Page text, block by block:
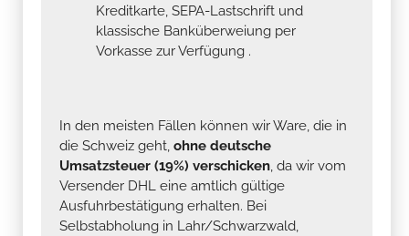
Kreditkarte, SEPA-Lastschrift und
klassische Banküberweiung per
Vorkasse zur Verfügung .
In den meisten Fällen können wir Ware, die in
die Schweiz geht, ohne deutsche
Umsatzsteuer (19%) verschicken, da wir vom
Versender DHL eine amtlich gültige
Ausfuhrbestätigung erhalten. Bei
Selbstabholung in Lahr/Schwarzwald,